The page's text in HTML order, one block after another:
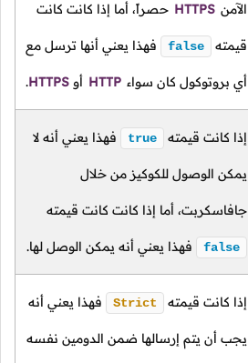
الآمن HTTPS حصراً، أما إذا كانت كانت
قيمته false فهذا يعني أنها ترسل مع
أي بروتوكول كان سواء HTTP أو HTTPS
.
إذا كانت قيمته true فهذا يعني أنه لا
يمكن الوصول للكوكيز من خلال
جافاسكربت، أما إذا كانت كانت قيمته
false فهذا يعني أنه يمكن الوصل لها.
إذا كانت قيمته Strict فهذا يعني أنه
يجب أن يتم إرسالها ضمن الدومين نفسه